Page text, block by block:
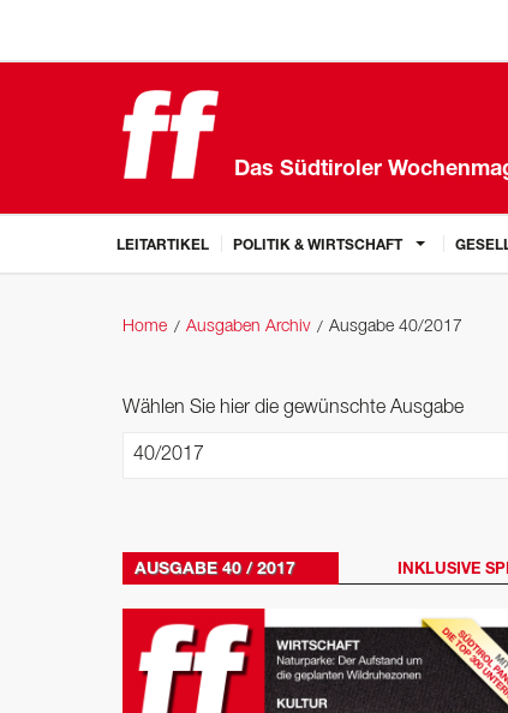
Das Südtiroler
LEITARTIKEL POLITIK & WIRTSCHAFT
Home Ausgaben Archiv Ausgabe 40/2017
Wählen Sie hier die gewünschte Ausgabe
AUSGABE 40 / 2017 INKLUSIVE